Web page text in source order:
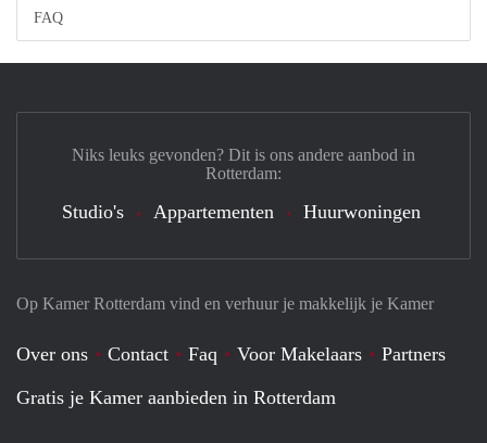
FAQ
Op Kamer Rotterdam vind en verhuur je makkelijk je Kamer
Over ons Contact Faq Voor Makelaars
Partners
Gratis je Kamer aanbieden in Rotterdam
Niks leuks gevonden? Dit is ons andere aanbod in
Rotterdam:
Studio's Appartementen Huurwoningen